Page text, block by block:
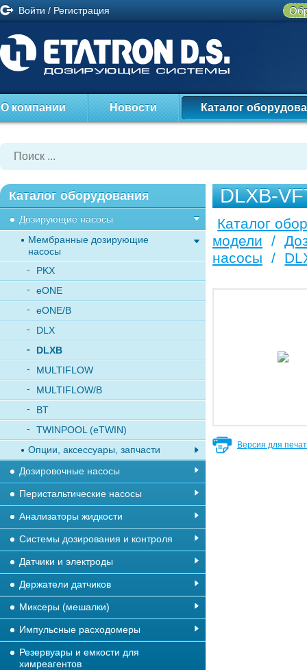
Войти / Регистрация
О компании Новости Каталог
DLXB-
Каталог
модели
/
насосы
/
Версия для
Каталог оборудования
Дозирующие насосы
Мембранные дозирующие
насосы
PKX
eONE
eONE/B
DLX
DLXB
MULTIFLOW
MULTIFLOW/B
BT
TWINPOOL (eTWIN)
Опции, аксессуары, запчасти
Дозировочные насосы
Перистальтические насосы
Анализаторы жидкости
Системы дозирования и контроля
Датчики и электроды
Держатели датчиков
Миксеры (мешалки)
Импульсные расходомеры
Резервуары и емкости для
химреагентов